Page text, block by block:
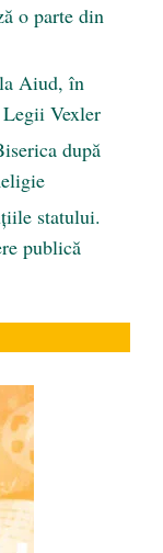
o parte din
Aiud, în
Legii Vexler
după
statului.
publică